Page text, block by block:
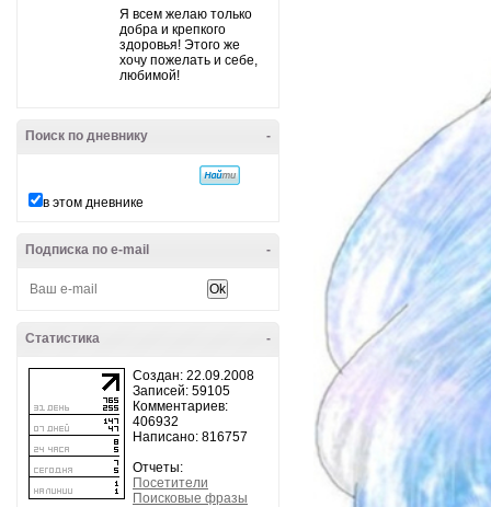
Я всем желаю только
добра и крепкого
здоровья! Этого же
хочу пожелать и себе,
любимой!
-
Поиск по дневнику
в этом дневнике
-
Подписка по e-mail
-
Статистика
Создан: 22.09.2008
Записей: 59105
Комментариев:
406932
Написано: 816757
Отчеты:
Посетители
Поисковые фразы